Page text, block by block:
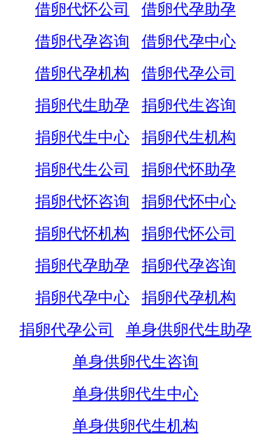
借卵代怀公司
借卵代孕助孕
借卵代孕咨询
借卵代孕中心
借卵代孕机构
借卵代孕公司
捐卵代生助孕
捐卵代生咨询
捐卵代生中心
捐卵代生机构
捐卵代生公司
捐卵代怀助孕
捐卵代怀咨询
捐卵代怀中心
捐卵代怀机构
捐卵代怀公司
捐卵代孕助孕
捐卵代孕咨询
捐卵代孕中心
捐卵代孕机构
捐卵代孕公司
单身供卵代生助孕
单身供卵代生咨询
单身供卵代生中心
单身供卵代生机构